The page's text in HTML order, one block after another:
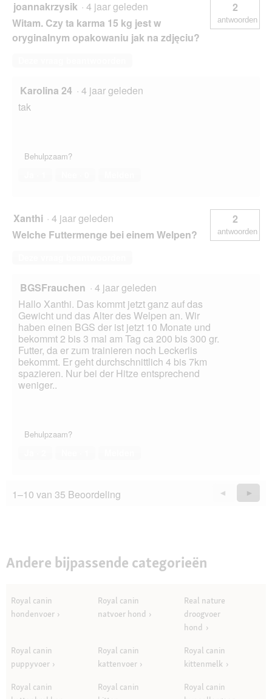
joannakrzysik · 4 jaar geleden
Witam. Czy ta karma 15 kg jest w
oryginalnym opakowaniu jak na zdjęciu?
2
antwoorden
Karolina 24 · 4 jaar geleden
tak
Behulpzaam?
Xanthi · 4 jaar geleden
Welche Futtermenge bei einem Welpen?
2
antwoorden
BGSFrauchen · 4 jaar geleden
Hallo Xanthi. Das kommt jetzt ganz auf das
Gewicht und das Alter des Welpen an. Wir
haben einen BGS der ist jetzt 10 Monate und
bekommt 2 bis 3 mal am Tag ca 200 bis 300 gr.
Futter, da er zum trainieren noch Leckerlis
bekommt. Er geht durchschnittlich 4 bis 7km
spazieren. Nur bei der Hitze entsprechend
weniger..
Behulpzaam?
1–10 van 35 Beoordeling
Vorige
Questions
◄ ►
Andere bijpassende categorieën
Royal canin
hondenvoer
Royal canin
natvoer hond
Real nature
droogvoer
hond
Royal canin
puppyvoer
Royal canin
kattenvoer
Royal canin
kittenmelk
Royal canin
Royal canin
Royal canin